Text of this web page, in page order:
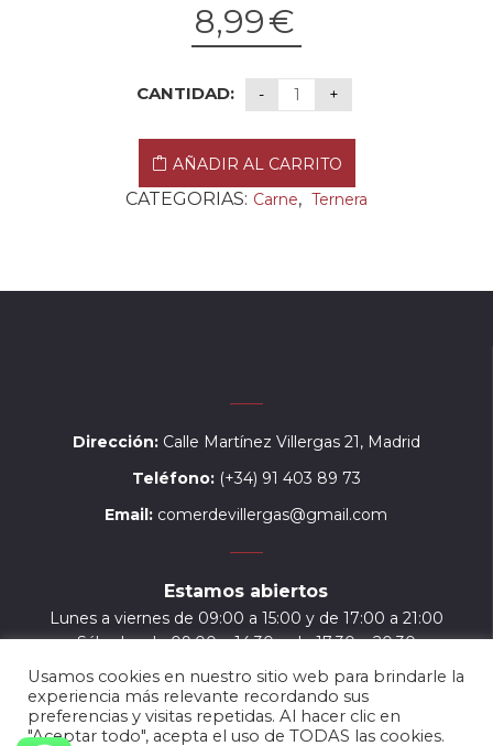
8,99€
CANTIDAD:
AÑADIR AL CARRITO
CATEGORIAS: Carne, Ternera
Dirección: Calle Martínez Villergas 21, Madrid
Teléfono: (+34) 91 403 89 73
Email: comerdevillergas@gmail.com
Estamos abiertos
Lunes a viernes de 09:00 a 15:00 y de 17:00 a 21:00
Sábados de 09:00 a 14:30 y de 17:30 a 20:30
ENLACES DE INTERÉS
Usamos cookies en nuestro sitio web para brindarle la
experiencia más relevante recordando sus
preferencias y visitas repetidas. Al hacer clic en
"Aceptar todo", acepta el uso de TODAS las cookies.